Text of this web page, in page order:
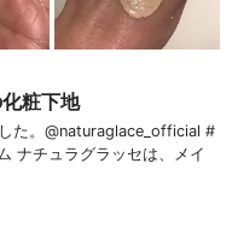
粧下地
た。@naturaglace_official #
ナチュラグラッセは、メイ